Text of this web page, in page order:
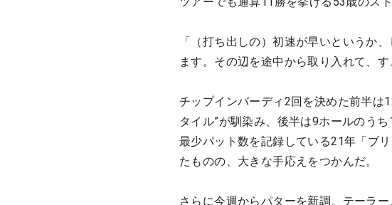
「（打ち出しの）初速が早いというか
ます。その辺を途中から取り入れて、す
チップインバーディ2回を決めた前半は
タイル”が馴染み、後半は9ホールのう
最少パット数を記録している21年「ブ
たものの、大きな手応えをつかんだ。
さらに今週からパターを新調。テーラ